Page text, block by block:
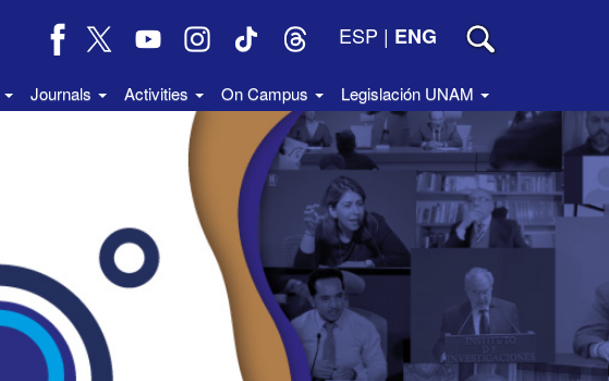
ESP | ENG
Journals Activities On Campus Legislación UNAM